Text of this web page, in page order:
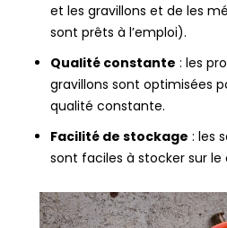
et les gravillons et de les
sont prêts à l’emploi).
Qualité constante : les
gravillons sont optimisées
qualité constante.
Facilité de stockage : les
sont faciles à stocker sur le